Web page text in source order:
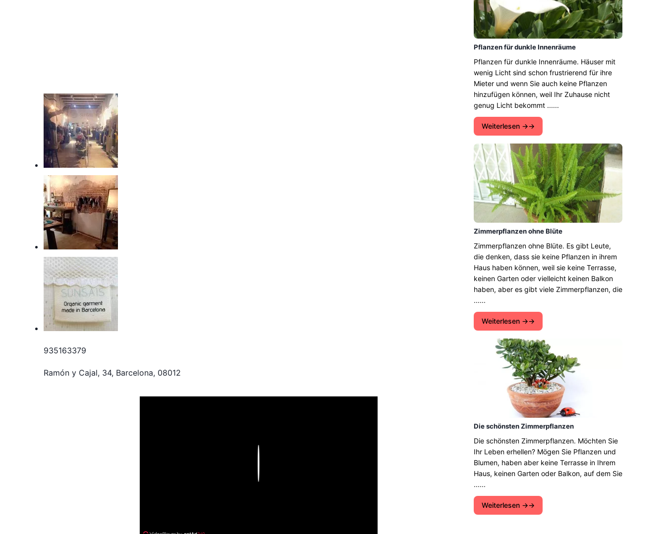
935163379
Ramón y Cajal, 34, Barcelona, 08012
Pflanzen für dunkle Innenräume
Pflanzen für dunkle Innenräume. Häuser mit
wenig Licht sind schon frustrierend für ihre
Mieter und wenn Sie auch keine Pflanzen
hinzufügen können, weil Ihr Zuhause nicht
genug Licht bekommt ......
Weiterlesen →
Zimmerpflanzen ohne Blüte
Zimmerpflanzen ohne Blüte. Es gibt Leute,
die denken, dass sie keine Pflanzen in ihrem
Haus haben können, weil sie keine Terrasse,
keinen Garten oder vielleicht keinen Balkon
haben, aber es gibt viele Zimmerpflanzen, die
......
Weiterlesen →
Die schönsten Zimmerpflanzen
Die schönsten Zimmerpflanzen. Möchten Sie
Ihr Leben erhellen? Mögen Sie Pflanzen und
Blumen, haben aber keine Terrasse in Ihrem
Haus, keinen Garten oder Balkon, auf dem Sie
......
Weiterlesen →